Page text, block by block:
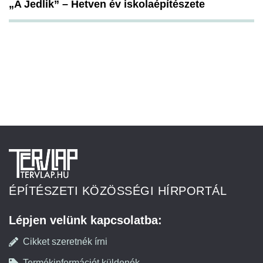
„A Jedlik” – Hetven év iskolaépítészete
ÉPÍTÉSZETI KÖZÖSSÉGI HÍRPORTÁL
Lépjen velünk kapcsolatba:
Cikket szeretnék írni